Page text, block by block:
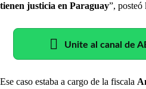
tienen justicia en Paraguay”, posteó
Unite al canal de
Ese caso estaba a cargo de la fiscala